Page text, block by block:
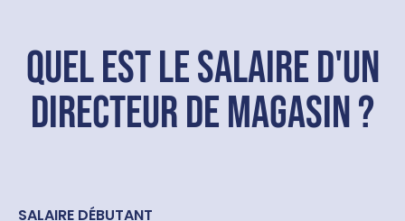
Quel est le salaire d'un
directeur de magasin ?
SALAIRE DÉBUTANT